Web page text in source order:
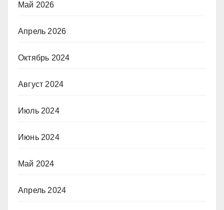
Май 2026
Апрель 2026
Октябрь 2024
Август 2024
Июль 2024
Июнь 2024
Май 2024
Апрель 2024